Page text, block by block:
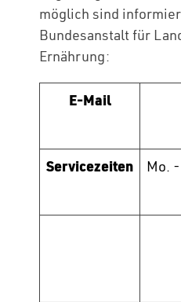
möglich sind
Bundesanstalt für
Ernährung:
E-Mail
Servicezeiten Mo.